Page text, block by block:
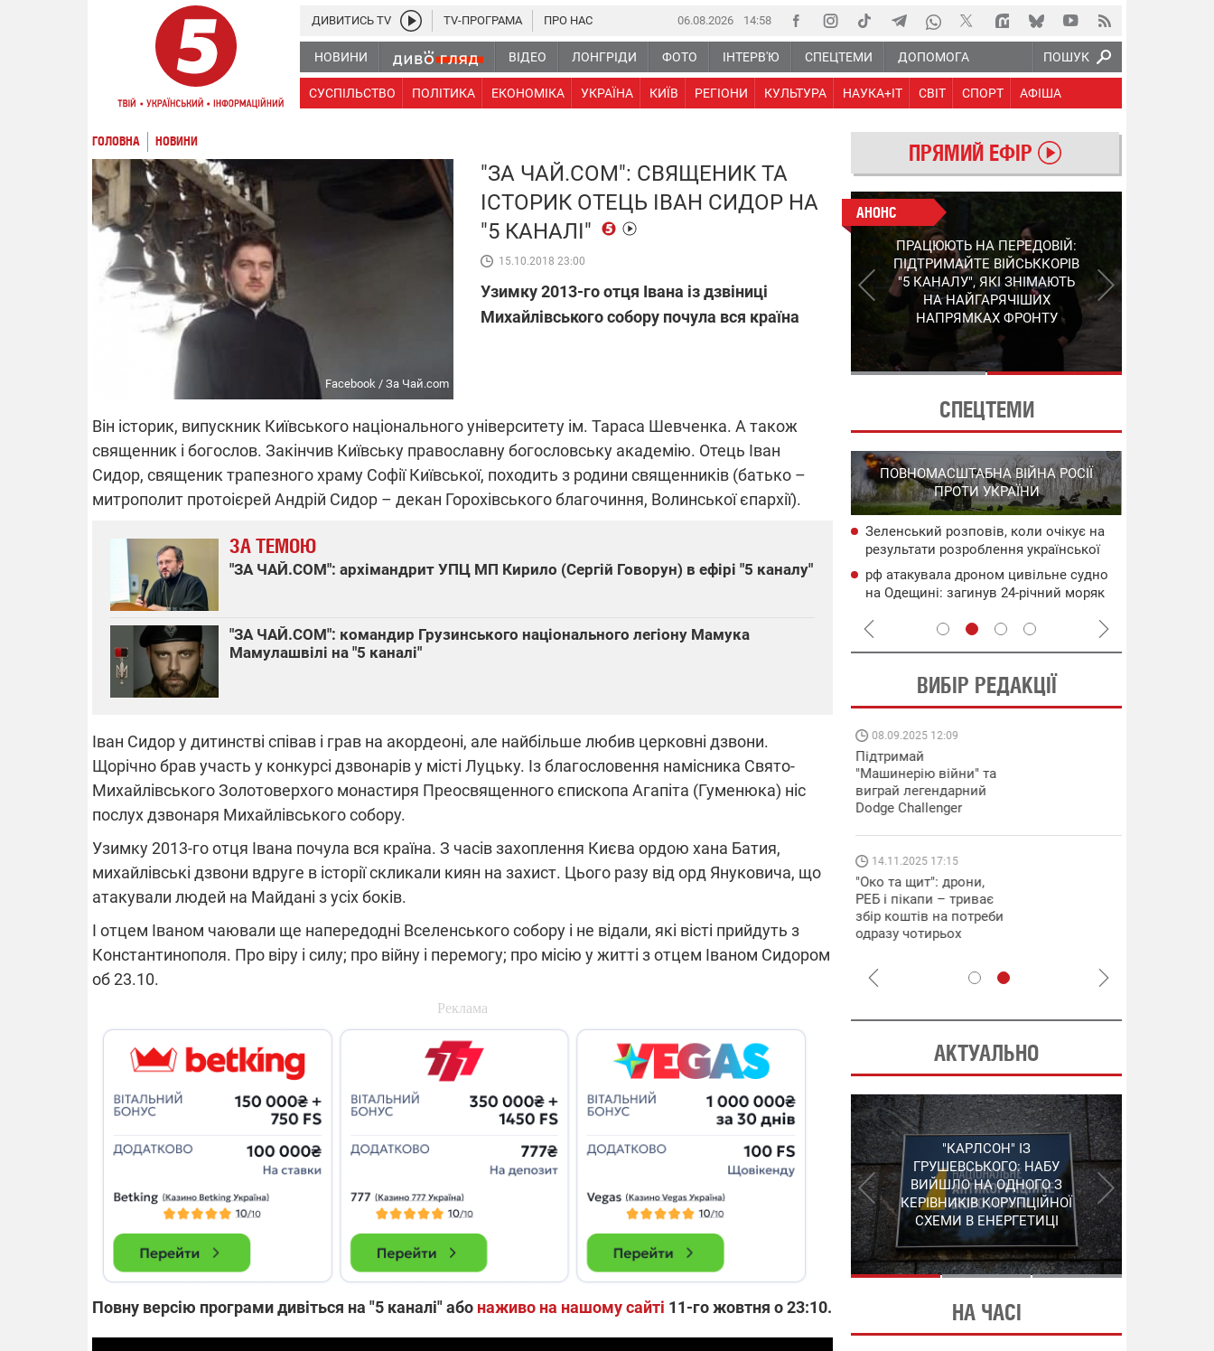
ПОШУК
06.08.2026 14 58
НОВИНИ ВІДЕО ЛОНГРІДИ ФОТО ІНТЕРВ'Ю СПЕЦТЕМИ ДОПОМОГА
СУСПІЛЬСТВО ПОЛІТИКА ЕКОНОМІКА УКРАЇНА КИЇВ РЕГІОНИ КУЛЬТУРА НАУКА+IT СВІТ СПОРТ АФІША
ДИВИТИСЬ TV TV-ПРОГРАМА ПРО НАС
ГОЛОВНА НОВИНИ
Facebook / За Чай.com
"ЗА ЧАЙ.COM": СВЯЩЕНИК ТА
ІСТОРИК ОТЕЦЬ ІВАН СИДОР НА
"5 КАНАЛІ"
15.10.2018 23:00
Узимку 2013-го отця Івана із дзвіниці
Михайлівського собору почула вся країна
Він історик, випускник Київського національного університету ім. Тараса Шевченка. А також
священник і богослов. Закінчив Київську православну богословську академію. Отець Іван
Сидор, священик трапезного храму Софії Київської, походить з родини священників (батько –
митрополит протоієрей Андрій Сидор – декан Горохівського благочиння, Волинської єпархії).
ЗА ТЕМОЮ
"ЗА ЧАЙ.COM": архімандрит УПЦ МП Кирило (Сергій Говорун) в ефірі "5 каналу"
"ЗА ЧАЙ.COM": командир Грузинського національного легіону Мамука
Мамулашвілі на "5 каналі"
Іван Сидор у дитинстві співав і грав на акордеоні, але найбільше любив церковні дзвони.
Щорічно брав участь у конкурсі дзвонарів у місті Луцьку. Із благословення намісника Свято-
Михайлівського Золотоверхого монастиря Преосвященного єпископа Агапіта (Гуменюка) ніс
послух дзвонаря Михайлівського собору.
Узимку 2013-го отця Івана почула вся країна. З часів захоплення Києва ордою хана Батия,
михайлівські дзвони вдруге в історії скликали киян на захист. Цього разу від орд Януковича, що
атакували людей на Майдані з усіх боків.
І отцем Іваном чаювали ще напередодні Вселенського собору і не відали, які вісті прийдуть з
Константинополя. Про віру і силу; про війну і перемогу; про місію у житті з отцем Іваном Сидором
об 23.10.
Повну версію програми дивіться на "5 каналі" або наживо на нашому сайті 11-го жовтня о 23:10.
ПРЯМИЙ ЕФІР
АНОНС
КІНЕЦЬ ВОРОЖИМ
"МОЛНІЯМ" ТА FPV: ЯК
УКРАЇНСЬКИЙ STEP-3
ЗМІНЮЄ ПРАВИЛА ГРИ –
ПОДРОБИЦІ ПРО
ПЕРЕХОПЛЮВАЧ
АНОНС
ПРАЦЮЮТЬ НА ПЕРЕДОВІЙ:
ПІДТРИМАЙТЕ ВІЙСЬККОРІВ
"5 КАНАЛУ", ЯКІ ЗНІМАЮТЬ
НА НАЙГАРЯЧІШИХ
НАПРЯМКАХ ФРОНТУ
СПЕЦТЕМИ
ВІДКЛЮЧЕННЯ СВІТЛА В УКРАЇНІ
російських обстрілів
Готуйте павербанки: через аномальну
ПЛІВКИ МІНДІЧА: СПРАВА
ОБОРУДОК ДРУГА ЗЕЛЕНСЬКОГО
директора Енергоатому
З колишнього віцепрем'єра Олексія
ПОВНОМАСШТАБНА ВІЙНА РОСІЇ
ПРОТИ УКРАЇНИ
Зеленський розповів, коли очікує на
результати розроблення української
балістики
рф атакувала дроном цивільне судно
на Одещині: загинув 24-річний моряк
ВИБІР РЕДАКЦІЇ
08.09.2025 12:09
Підтримай
"Машинерію війни" та
виграй легендарний
Dodge Challenger
14.11.2025 17:15
"Око та щит": дрони,
РЕБ і пікапи – триває
одразу чотирьох
бригад ЗСУ
11.08.2025 15:16
Працюють на
передовій:
підтримайте
найгарячіших
напрямках фронту
04.12.2025 12:37
"Відправте
бригада Повітряних
сил ЗСУ збирає на
НРК Numo
08.09.2025 12:09
Підтримай
"Машинерію війни" та
виграй легендарний
Dodge Challenger
14.11.2025 17:15
"Око та щит": дрони,
РЕБ і пікапи – триває
збір коштів на потреби
одразу чотирьох
АКТУАЛЬНО
"КАРЛСОН" ІЗ
ГРУШЕВСЬКОГО: НАБУ
ВИЙШЛО НА ОДНОГО З
КЕРІВНИКІВ КОРУПЦІЙНОЇ
СХЕМИ В ЕНЕРГЕТИЦІ
СЕРГІЙ ПУШКАР,
ЗГАДАНИЙ У "ПЛІВКАХ
МІНДІЧА", ЗАЛИШИВ
УКРАЇНУ
"ШЛАГБАУМ" НА
ДЕРЖКОНТРАКТАХ: НАБУ
РОЗКРИЛО ЗЛОЧИННУ
ОРГАНІЗАЦІЮ В
ЕНЕРГЕТИЦІ
НА ЧАСІ